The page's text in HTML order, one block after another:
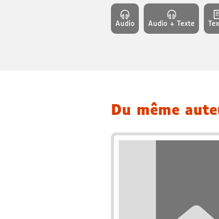
Audio Audio + Texte
Du même